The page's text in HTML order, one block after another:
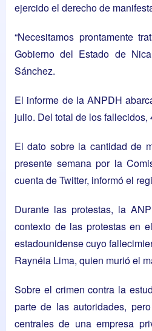
ejercido el derecho de
“Necesitamos prontamente
Gobierno del Estado de
Sánchez.
El informe de la ANPDH
julio. Del total de los fallecidos,
El dato sobre la cantidad de
presente semana por la
cuenta de Twitter, informó el
Durante las protestas, la
contexto de las protestas en
estadounidense cuyo
Raynéia Lima, quien murió el
Sobre el crimen contra la
parte de las autoridades,
centrales de una empresa